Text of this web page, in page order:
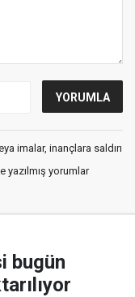
imalar, inançlara saldırı
yazılmış yorumlar
bugün